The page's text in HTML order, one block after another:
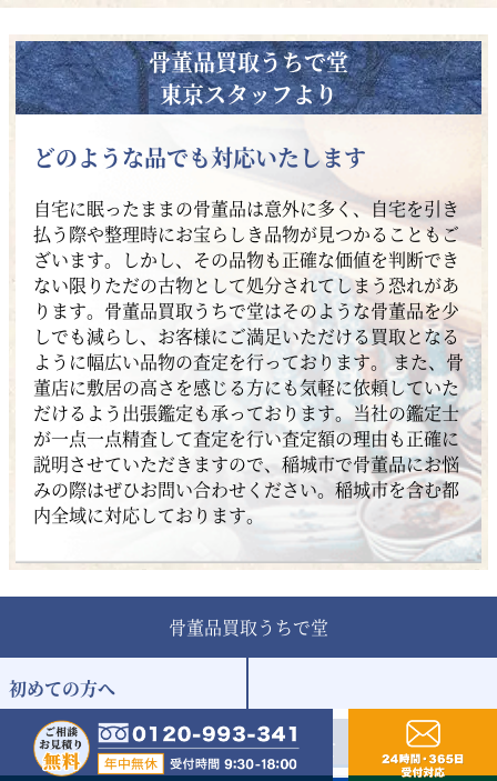
骨董品買取うちで堂
東京スタッフより
どのような品でも対応いたします
自宅に眠ったままの骨董品は意外に多く、自宅を引き
払う際や整理時にお宝らしき品物が見つかることもご
ざいます。しかし、その品物も正確な価値を判断でき
ない限りただの古物として処分されてしまう恐れがあ
ります。骨董品買取うちで堂はそのような骨董品を少
しでも減らし、お客様にご満足いただける買取となる
ように幅広い品物の査定を行っております。 また、骨
董店に敷居の高さを感じる方にも気軽に依頼していた
だけるよう出張鑑定も承っております。当社の鑑定士
が一点一点精査して査定を行い査定額の理由も正確に
説明させていただきますので、稲城市で骨董品にお悩
みの際はぜひお問い合わせください。稲城市を含む都
内全域に対応しております。
骨董品買取うちで堂
初めての方へ
買取サービスについて